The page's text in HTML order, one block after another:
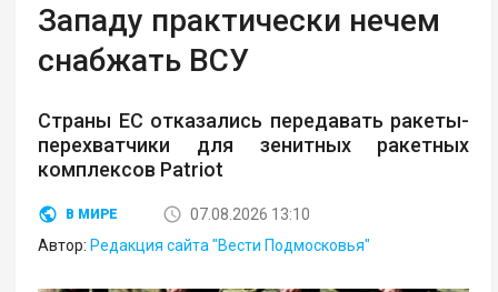
Западу практически нечем
снабжать ВСУ
Страны ЕС отказались передавать ракеты-
перехватчики для зенитных ракетных
комплексов Patriot
В МИРЕ
07.08.2026 13:10
Автор: Редакция сайта "Вести Подмосковья"